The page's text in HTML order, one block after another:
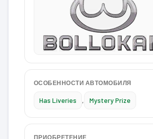
ОСОБЕННОСТИ АВТОМОБИЛЯ
Has Liveries , Mystery Prize
ПРИОБРЕТЕНИЕ